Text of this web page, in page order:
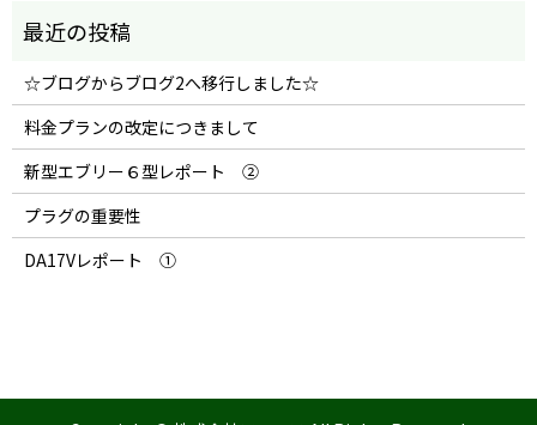
☆ブログからブログ2へ移行しました☆
料金プランの改定につきまして
新型エブリー６型レポート ②
プラグの重要性
DA17Vレポート ①